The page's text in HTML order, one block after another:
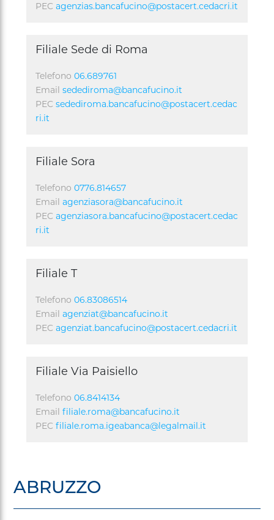
PEC agenzias.bancafucino@postacert.cedacri.it
Filiale Sede di Roma
Telefono 06.689761
Email sedediroma@bancafucino.it
PEC sedediroma.bancafucino@postacert.cedac
ri.it
Filiale Sora
Telefono 0776.814657
Email agenziasora@bancafucino.it
PEC agenziasora.bancafucino@postacert.cedac
ri.it
Filiale T
Telefono 06.83086514
Email agenziat@bancafucino.it
PEC agenziat.bancafucino@postacert.cedacri.it
Filiale Via Paisiello
Telefono 06.8414134
Email filiale.roma@bancafucino.it
PEC filiale.roma.igeabanca@legalmail.it
ABRUZZO